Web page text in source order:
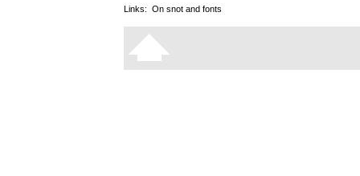
Links: On snot and fonts